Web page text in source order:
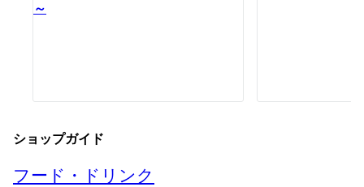
～
ショップガイド
フード・ドリンク